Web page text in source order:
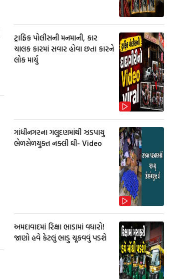
ટ્રાફિક પોલીસની મનમાની, કાર
ચાલક કારમાં સવાર હોવા છતા કારને
લોક માર્યુ
ગાંધીનગરના ગલુદણમાંથી ઝડપાયુ
ભેળસેળયુક્ત નક્લી ઘી- Video
અમદાવાદમાં રિક્ષા ભાડામાં વધારો!
જાણો હવે કેટલું ભાડુ ચૂકવવું પડશે